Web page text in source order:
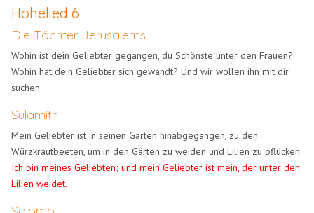
Hohelied 6
Die Töchter Jerusalems
Wohin ist dein Geliebter gegangen, du Schönste unter den Frauen?
Wohin hat dein Geliebter sich gewandt? Und wir wollen ihn mit dir
suchen.
Sulamith
Mein Geliebter ist in seinen Garten hinabgegangen, zu den
Würzkrautbeeten, um in den Gärten zu weiden und Lilien zu pflücken.
Ich bin meines Geliebten; und mein Geliebter ist mein, der unter den
Lilien weidet.